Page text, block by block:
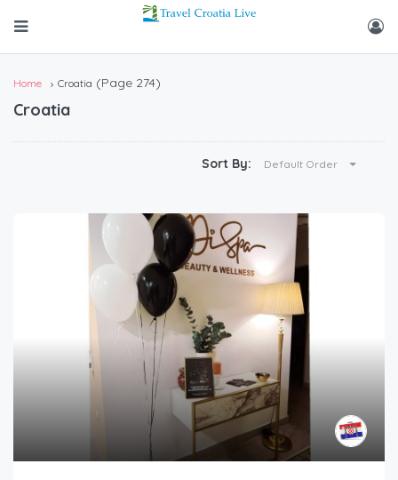
Home Croatia (Page 274)
Croatia
Sort By: Default Order